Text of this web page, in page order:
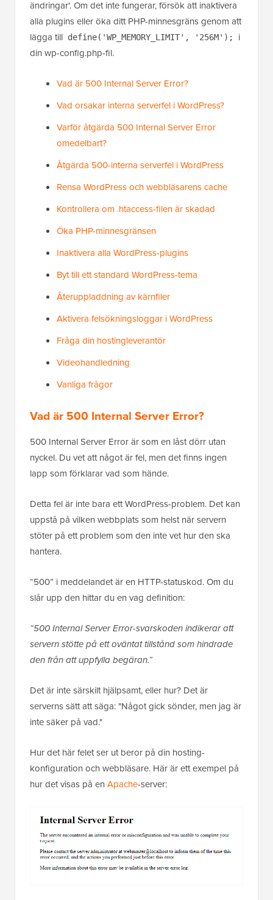
ändringar'. Om det inte fungerar, försök att inaktivera
alla plugins eller öka ditt PHP-minnesgräns genom att
lägga till define('WP_MEMORY_LIMIT', '256M');
i
din wp-config.php-fil.
Vad är 500 Internal Server Error?
Vad orsakar interna serverfel i WordPress?
Varför åtgärda 500 Internal Server Error
omedelbart?
Åtgärda 500-interna serverfel i WordPress
Rensa WordPress och webbläsarens cache
Kontrollera om .htaccess-filen är skadad
Öka PHP-minnesgränsen
Inaktivera alla WordPress-plugins
Byt till ett standard WordPress-tema
Återuppladdning av kärnfiler
Aktivera felsökningsloggar i WordPress
Fråga din hostingleverantör
Videohandledning
Vanliga frågor
Vad är 500 Internal Server Error?
500 Internal Server Error är som en låst dörr utan
nyckel. Du vet att något är fel, men det finns ingen
lapp som förklarar vad som hände.
Detta fel är inte bara ett WordPress-problem. Det kan
uppstå på vilken webbplats som helst när servern
stöter på ett problem som den inte vet hur den ska
hantera.
“500” i meddelandet är en HTTP-statuskod. Om du
slår upp den hittar du en vag definition:
“500 Internal Server Error-svarskoden indikerar att
servern stötte på ett oväntat tillstånd som hindrade
den från att uppfylla begäran.”
Det är inte särskilt hjälpsamt, eller hur? Det är
serverns sätt att säga: "Något gick sönder, men jag är
inte säker på vad."
Hur det här felet ser ut beror på din hosting-
konfiguration och webbläsare. Här är ett exempel på
hur det visas på en Apache-server: